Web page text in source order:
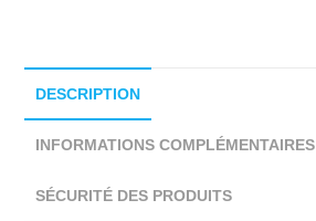
DESCRIPTION
INFORMATIONS COMPLÉMENTAIRES
SÉCURITÉ DES PRODUITS